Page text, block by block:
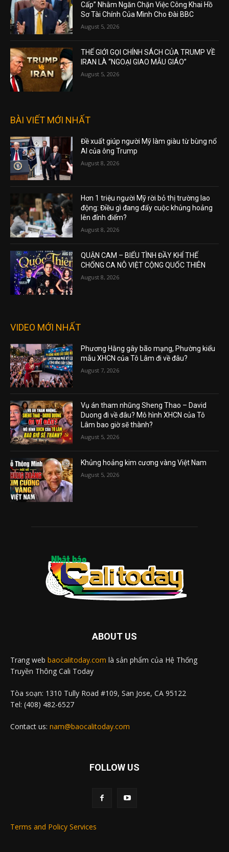
Cấp” Nhằm Ngăn Chặn Việc Công Khai Hồ
Sơ Tài Chính Của Mình Cho Đài BBC
August 5, 2026
THẾ GIỚI GỌI CHÍNH SÁCH CỦA TRUMP VỀ
IRAN LÀ “NGOẠI GIAO MẪU GIÁO”
August 5, 2026
BÀI VIẾT MỚI NHẤT
Đề xuất giúp người Mỹ làm giàu từ bùng nổ
AI của ông Trump
August 8, 2026
Hơn 1 triệu người Mỹ rời bỏ thị trường lao
động: Điều gì đang đẩy cuộc khủng hoảng
lên đỉnh điểm?
August 8, 2026
QUẬN CAM – BIỂU TÌNH ĐẦY KHÍ THẾ
CHỐNG CA NÔ VIỆT CỘNG QUỐC THIÊN
August 8, 2026
VIDEO MỚI NHẤT
Phương Hằng gây bão mạng, Phường kiểu
mẫu XHCN của Tô Lâm đi về đâu?
August 7, 2026
Vụ án tham nhũng Sheng Thao – David
Duong đi về đâu? Mô hình XHCN của Tô
Lâm bao giờ sẽ thành?
August 5, 2026
Khủng hoảng kim cương vàng Việt Nam
August 5, 2026
ABOUT US
Trang web baocalitoday.com là sản phẩm của Hệ Thống
Truyền Thông Cali Today
Tòa soạn: 1310 Tully Road #109, San Jose, CA 95122
Tel: (408) 482-6527
Contact us: nam@baocalitoday.com
FOLLOW US
Terms and Policy Services